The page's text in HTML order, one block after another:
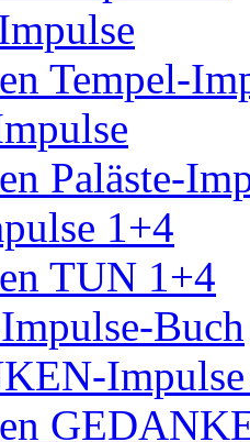
Tempel-
Paläste-
1+4
TUN 1+4
Buch